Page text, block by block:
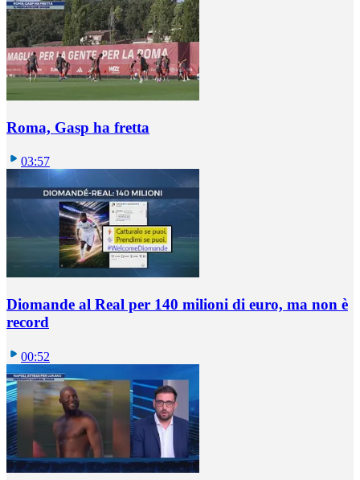
Roma, Gasp ha fretta
03:57
Diomande al Real per 140 milioni di euro, ma non è
record
00:52